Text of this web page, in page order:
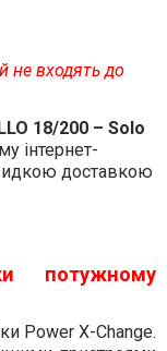
не входять до
18/200 – Solo
інтернет-
доставкою
потужному
Power X-Change.